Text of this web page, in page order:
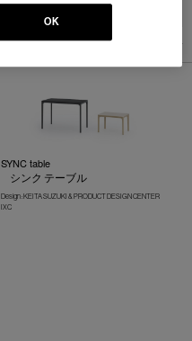
件あります
SYNC table
シンク テーブル
Design : KEITA SUZUKI & PRODUCT DESIGN CENTER
IXC
OK